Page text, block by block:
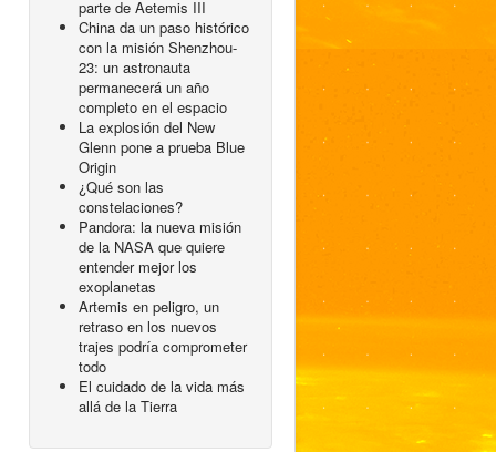
parte de Aetemis III
China da un paso histórico
con la misión Shenzhou-
23: un astronauta
permanecerá un año
completo en el espacio
La explosión del New
Glenn pone a prueba Blue
Origin
¿Qué son las
constelaciones?
Pandora: la nueva misión
de la NASA que quiere
entender mejor los
exoplanetas
Artemis en peligro, un
retraso en los nuevos
trajes podría comprometer
todo
El cuidado de la vida más
allá de la Tierra